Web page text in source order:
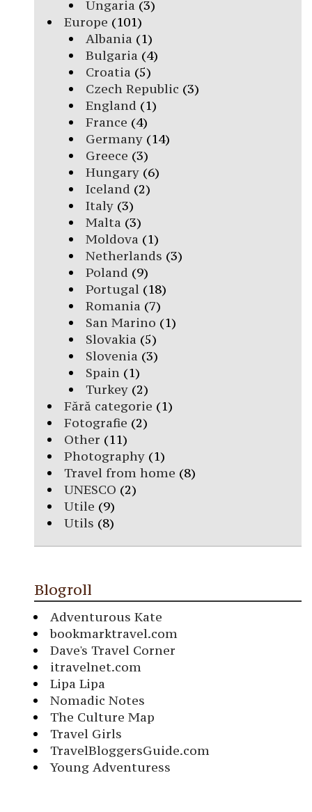
Ungaria (3)
Europe (101)
Albania (1)
Bulgaria (4)
Croatia (5)
Czech Republic (3)
England (1)
France (4)
Germany(14)
Greece (3)
Hungary(6)
Iceland (2)
Italy(3)
Malta (3)
Moldova (1)
Netherlands (3)
Poland (9)
Portugal(18)
Romania (7)
San Marino (1)
Slovakia (5)
Slovenia (3)
Spain(1)
Turkey(2)
Fără categorie (1)
Fotografie (2)
Other (11)
Photography (1)
Travel from home (8)
UNESCO (2)
Utile (9)
Utils (8)
Blogroll
Adventurous Kate
bookmarktravel.com
Dave's Travel Corner
itravelnet.com
Lipa Lipa
Nomadic Notes
The Culture Map
Travel Girls
TravelBloggersGuide.com
Young Adventuress